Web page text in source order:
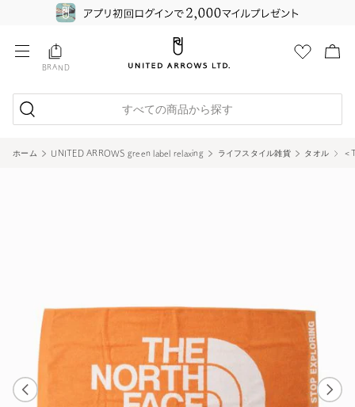
BRAND
すべての商品から探す
ホーム UNITED ARROWS green label relaxing ライフスタイル雑貨 タオル ＜